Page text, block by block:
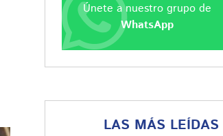
Únete a nuestro grupo de
WhatsApp
LAS MÁS LEÍDAS